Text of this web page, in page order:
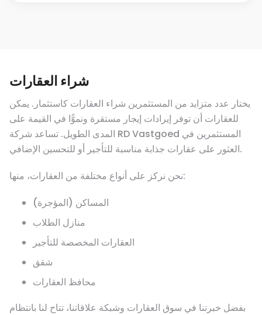
شراء العقارات
يختار عدد متزايد من المستثمرين شراء العقارات كاستثمار. يمكن
للعقارات أن توفر إيرادات إيجار مستقرة ونموًّا في القيمة على
المدى الطويل. تساعد شركة RD Vastgoed المستثمرين في
العثور على عقارات جذابة مناسبة للتأجير أو للتحسين الإضافي.
نحن نركز على أنواع مختلفة من العقارات، منها:
المساكن (المؤجرة)
منازل الطلاب
العقارات المخصصة للتأجير
شقق
محافظ العقارات
بفضل خبرتنا في سوق العقارات وشبكة علاقاتنا، تتاح لنا بانتظام